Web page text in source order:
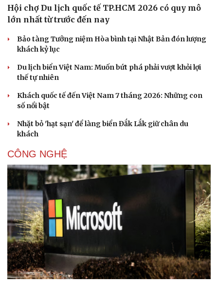
Hội chợ Du lịch quốc tế TP.HCM 2026 có quy mô
lớn nhất từ trước đến nay
Bảo tàng Tưởng niệm Hòa bình tại Nhật Bản đón lượng
khách kỷ lục
Du lịch biển Việt Nam: Muốn bứt phá phải vượt khỏi lợi
thế tự nhiên
Khách quốc tế đến Việt Nam 7 tháng 2026: Những con
số nổi bật
Nhặt bỏ 'hạt sạn' để làng biển Đắk Lắk giữ chân du
khách
CÔNG NGHỆ